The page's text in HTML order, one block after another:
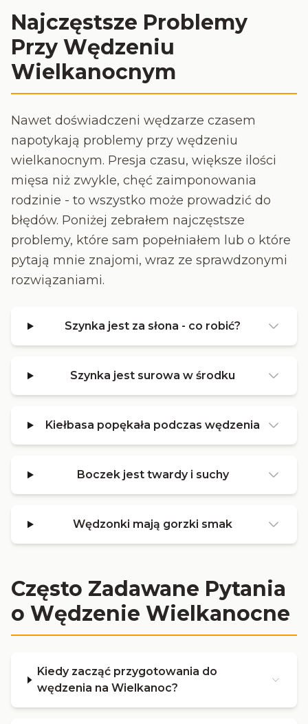
Najczęstsze Problemy
Przy Wędzeniu
Wielkanocnym
Nawet doświadczeni wędzarze czasem
napotykają problemy przy wędzeniu
wielkanocnym. Presja czasu, większe ilości
mięsa niż zwykle, chęć zaimponowania
rodzinie - to wszystko może prowadzić do
błędów. Poniżej zebrałem najczęstsze
problemy, które sam popełniałem lub o które
pytają mnie znajomi, wraz ze sprawdzonymi
rozwiązaniami.
Szynka jest za słona - co robić?
Szynka jest surowa w środku
Kiełbasa popękała podczas wędzenia
Boczek jest twardy i suchy
Wędzonki mają gorzki smak
Często Zadawane Pytania
o Wędzenie Wielkanocne
Kiedy zacząć przygotowania do
wędzenia na Wielkanoc?